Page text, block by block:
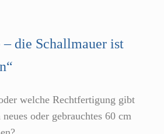
– die Schallmauer ist
welche Rechtfertigung gibt
oder gebrauchtes 60 cm